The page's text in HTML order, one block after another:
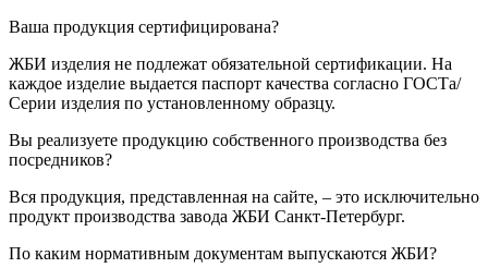
Ваша продукция сертифицирована?
ЖБИ изделия не подлежат обязательной сертификации. На
каждое изделие выдается паспорт качества согласно ГОСТа/
Серии изделия по установленному образцу.
Вы реализуете продукцию собственного производства без
посредников?
Вся продукция, представленная на сайте, – это исключительно
продукт производства завода ЖБИ Санкт-Петербург.
По каким нормативным документам выпускаются ЖБИ?